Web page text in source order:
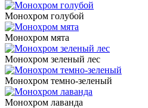
Монохром голубой
Монохром мята
Монохром зеленый лес
Монохром темно-зеленый
Монохром лаванда